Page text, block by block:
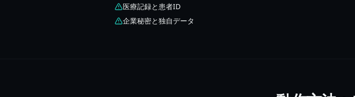
医療記録と患者ID
企業秘密と独自データ